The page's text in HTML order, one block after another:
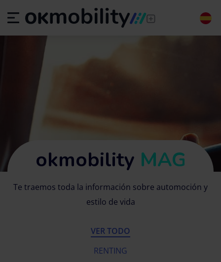
okmobility MAG
Te traemos toda la información sobre automoción y
estilo de vida
VER TODO
RENTING